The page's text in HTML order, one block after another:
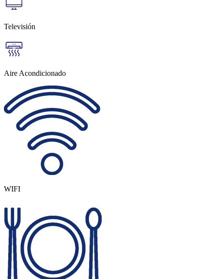
Televisión
Aire Acondicionado
WIFI